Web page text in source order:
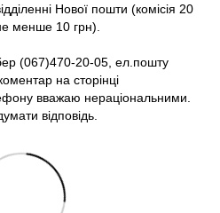
Нової пошти (комісія 20
менше 10 грн).
(067)470-20-05, ел.пошту
на сторінці
вважаю нераціональними.
відповідь.